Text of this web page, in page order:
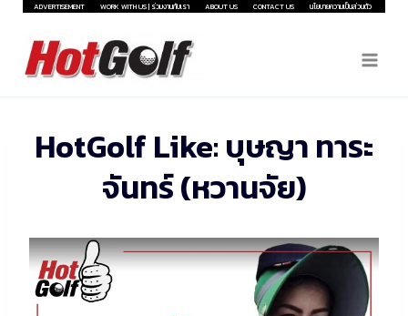
Skip
content
ADVERTISEMENT WORK WITH US | ร่วมงานกับเรา ABOUT US CONTACT US นโยบายความเป็นส่วนตัว
HotGolf Like: บุษญา ทาระ
จันทร์ (หวานจัย)